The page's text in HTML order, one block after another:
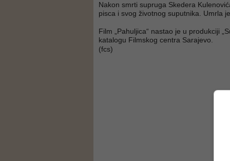
Nakon smrti supruga Skedera
pisca i svog životnog suputnika. Umrla
Film „Pahuljica“ nastao je u produkciji
katalogu Filmskog centra Sarajevo.
(fcs)